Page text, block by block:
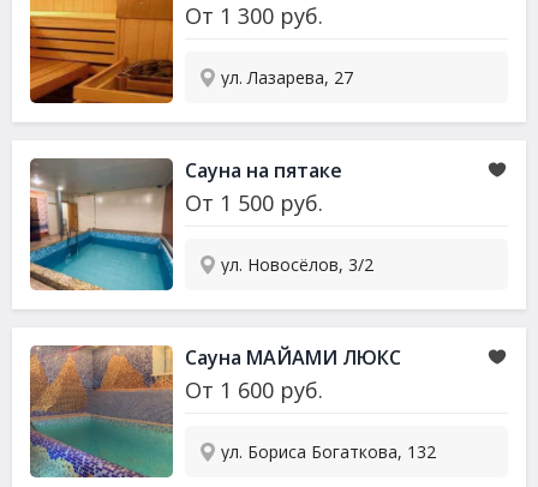
От 1 300 руб.
ул. Лазарева, 27
Сауна на пятаке
От 1 500 руб.
ул. Новосёлов, 3/2
Сауна МАЙАМИ ЛЮКС
От 1 600 руб.
ул. Бориса Богаткова, 132